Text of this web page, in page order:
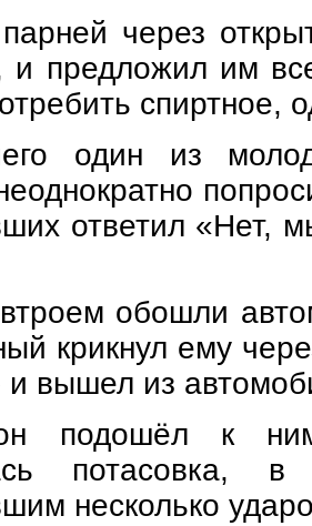
через
и предложил им
спиртное,
один из
ответил «Нет,
обошли
крикнул ему
и вышел из
подошёл к
потасовка,
несколько